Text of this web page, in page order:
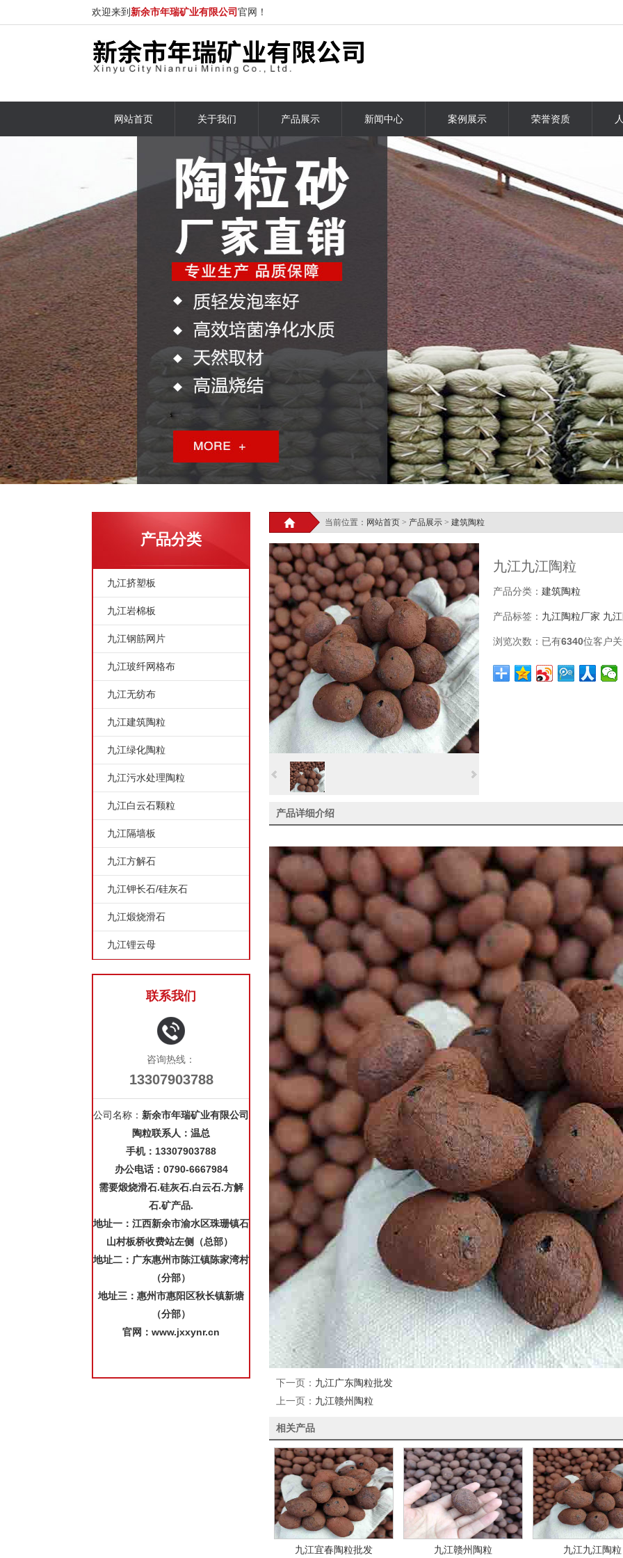
欢迎来到 新余市年瑞矿业有限公司官网！
网站首页 关于我们 产品展示 新闻中心 案例展示 荣誉资质
当前位置： 网站首页 > 产品展示 > 建筑陶粒
九江九江陶粒
产品分类： 建筑陶粒
产品标签： 九江陶粒厂家 九
浏览次数： 已有6340位客户
产品详细介绍
下一页： 九江广东陶粒批发
上一页： 九江赣州陶粒
相关产品
九江宜春陶粒批发 九江赣州陶粒 九江九江陶粒
产品分类
九江挤塑板
九江岩棉板
九江钢筋网片
九江玻纤网格布
九江无纺布
九江建筑陶粒
九江绿化陶粒
九江污水处理陶粒
九江白云石颗粒
九江隔墙板
九江方解石
九江钾长石/硅灰石
九江煅烧滑石
九江锂云母
联系我们
咨询热线：
13307903788
公司名称： 新余市年瑞矿业有限公司
陶粒联系人：温总
手机： 13307903788
办公电话：0790-6667984
需要煅烧滑石.硅灰石.白云石.方解
石.矿产品.
地址一：江西新余市渝水区珠珊镇石
山村板桥收费站左侧（总部）
地址二：广东惠州市陈江镇陈家湾村
（分部）
地址三：惠州市惠阳区秋长镇新塘
（分部）
官网 ： www.jxxynr.cn